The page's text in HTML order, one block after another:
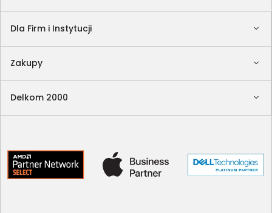
Dla Firm i Instytucji
Zakupy
Delkom 2000